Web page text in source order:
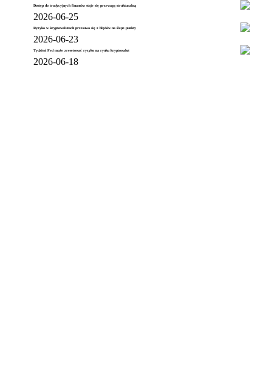
Dostęp do tradycyjnych finansów staje się przewagą strukturalną
2026-06-25
Ryzyko w kryptowalutach przesuwa się z błędów na ślepe punkty
2026-06-23
Tydzień Fed może zresetować ryzyko na rynku kryptowalut
2026-06-18